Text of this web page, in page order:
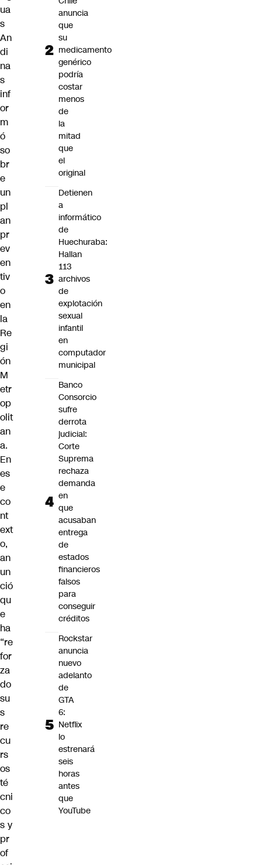
ua
s
An
di
na
s
inf
or
m
ó
so
br
e
un
pl
an
pr
ev
en
tiv
o
en
la
Re
gi
ón
M
etr
op
olit
an
a.
En
es
e
co
nt
ext
o,
an
un
ció
qu
e
ha
“re
for
za
do
su
s
re
cu
rs
os
té
cni
co
s y
pr
of
anuncia
que
su
medicamento
genérico
podría
costar
menos
de
la
mitad
que
el
original
Detienen
a
informático
de
Huechuraba:
Hallan
113
archivos
de
explotación
sexual
infantil
en
computador
municipal
Banco
Consorcio
sufre
derrota
judicial:
Corte
Suprema
rechaza
demanda
en
que
acusaban
entrega
de
estados
financieros
falsos
para
conseguir
créditos
Rockstar
anuncia
nuevo
adelanto
de
GTA
6:
Netflix
lo
estrenará
seis
horas
antes
que
YouTube